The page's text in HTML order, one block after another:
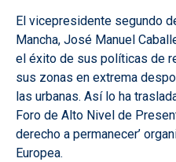
El vicepresidente segundo
Mancha, José Manuel
el éxito de sus políticas de
sus zonas en extrema
las urbanas. Así lo ha
Foro de Alto Nivel de
derecho a permanecer’
Europea.